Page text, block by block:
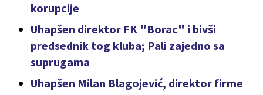
korupcije
Uhapšen direktor FK "Borac" i bivši
predsednik tog kluba; Pali zajedno sa
suprugama
Uhapšen Milan Blagojević, direktor firme